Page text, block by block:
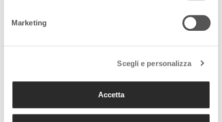
Marketing
Scegli e personalizza
Accetta
All’inizio furono
Costantino e
sul web